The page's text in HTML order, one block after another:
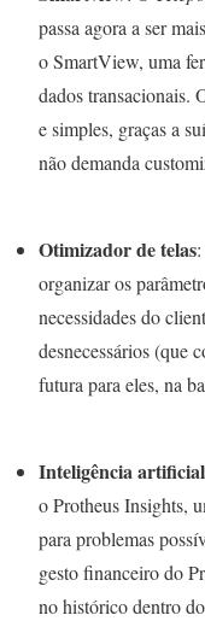
passa agora a ser
o SmartView, uma
dados transacionais.
e simples, graças a
não demanda
Otimizador de telas
organizar os
necessidades do
desnecessários (que
futura para eles, na
Inteligência artificial
o Protheus Insights,
para problemas
gesto financeiro do
no histórico dentro